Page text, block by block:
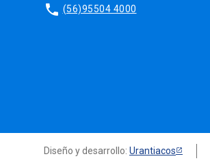
phone (56)95504 4000
Diseño y desarrollo: Urantiacos